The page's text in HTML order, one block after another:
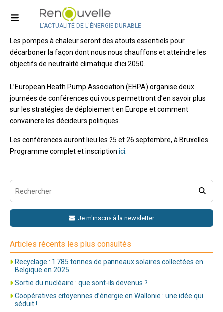
L'ACTUALITÉ DE L'ÉNERGIE DURABLE
Conférence : Forum sur les pompes à
chaleur
Les pompes à chaleur seront des atouts essentiels pour
décarboner la façon dont nous nous chauffons et atteindre les
objectifs de neutralité climatique d’ici 2050.
L’European Heath Pump Association (EHPA) organise deux
journées de conférences qui vous permettront d’en savoir plus
sur les stratégies de déploiement en Europe et comment
convaincre les décideurs politiques.
Les conférences auront lieu les 25 et 26 septembre, à Bruxelles.
Programme complet et inscription ici
Je m'inscris à la newsletter
Articles récents les plus consultés
Recyclage : 1 785 tonnes de panneaux solaires collectées en
Belgique en 2025
Sortie du nucléaire : que sont-ils devenus ?
Coopératives citoyennes d’énergie en Wallonie : une idée qui
séduit !